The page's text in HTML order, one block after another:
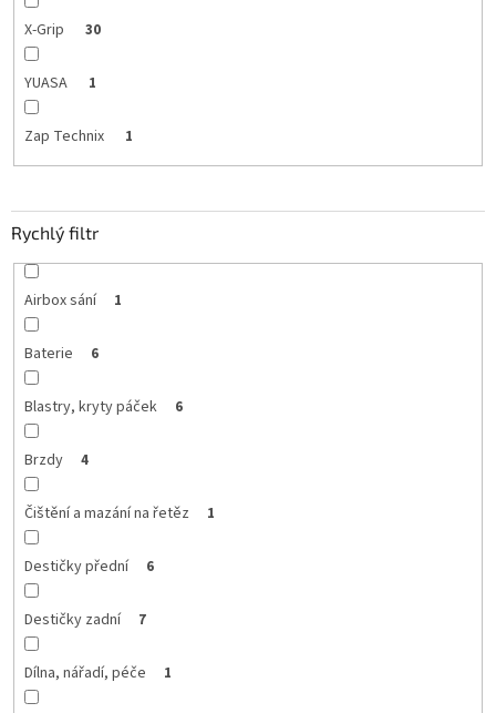
X-Grip 30
YUASA 1
Zap Technix 1
Rychlý filtr
Airbox sání 1
Baterie 6
Blastry, kryty páček 6
Brzdy 4
Čištění a mazání na řetěz 1
Destičky přední 6
Destičky zadní 7
Dílna, nářadí, péče 1